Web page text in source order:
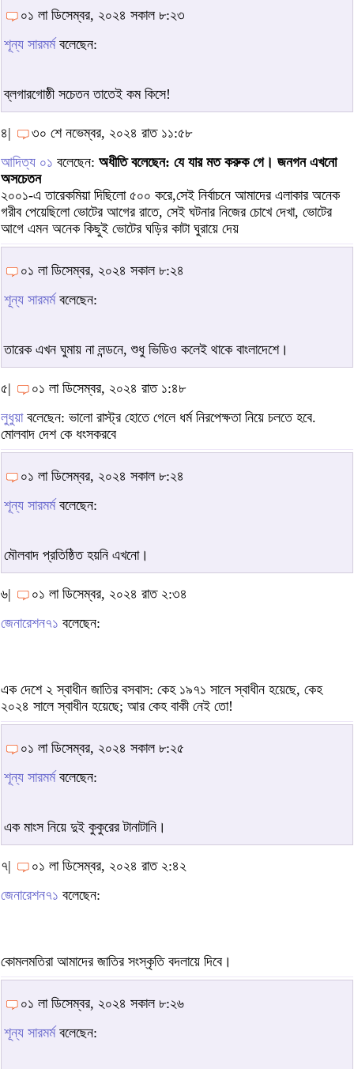
০১ লা ডিসেম্বর, ২০২৪ সকাল ৮:২৩
শূন্য সারমর্মবলেছেন:
ব্লগারগোষ্ঠী সচেতন তাতেই কম কিসে!
৪|
৩০ শে নভেম্বর, ২০২৪ রাত ১১:৫৮
আদিত্য ০১ বলেছেন: অধীতি বলেছেন: যে যার মত করুক গে। জনগন এখনো
অসচেতন
২০০১-এ তারেকমিয়া দিছিলো ৫০০ করে,সেই নির্বাচনে আমাদের এলাকার অনেক
গরীব পেয়েছিলো ভোটের আগের রাতে, সেই ঘটনার নিজের চোখে দেখা, ভোটের
আগে এমন অনেক কিছুই ভোটের ঘড়ির কাটা ঘুরায়ে দেয়
০১ লা ডিসেম্বর, ২০২৪ সকাল ৮:২৪
শূন্য সারমর্মবলেছেন:
তারেক এখন ঘুমায় না লন্ডনে, শুধু ভিডিও কলেই থাকে বাংলাদেশে।
৫|
০১ লা ডিসেম্বর, ২০২৪ রাত ১:৪৮
লুধুয়াবলেছেন: ভালো রাস্ট্র হোতে গেলে ধর্ম নিরপেক্ষতা নিয়ে চলতে হবে.
মোলবাদ দেশ কে ধংসকরবে
০১ লা ডিসেম্বর, ২০২৪ সকাল ৮:২৪
শূন্য সারমর্মবলেছেন:
মৌলবাদ প্রতিষ্ঠিত হয়নি এখনো।
৬|
০১ লা ডিসেম্বর, ২০২৪ রাত ২:৩৪
জেনারেশন৭১ বলেছেন:
এক দেশে ২ স্বাধীন জাতির বসবাস: কেহ ১৯৭১ সালে স্বাধীন হয়েছে, কেহ
২০২৪ সালে স্বাধীন হয়েছে; আর কেহ বাকী নেই তো!
০১ লা ডিসেম্বর, ২০২৪ সকাল ৮:২৫
শূন্য সারমর্মবলেছেন:
এক মাংস নিয়ে দুই কুকুরের টানাটানি।
৭|
০১ লা ডিসেম্বর, ২০২৪ রাত ২:৪২
জেনারেশন৭১ বলেছেন:
কোমলমতিরা আমাদের জাতির সংস্কৃতি বদলায়ে দিবে।
০১ লা ডিসেম্বর, ২০২৪ সকাল ৮:২৬
শূন্য সারমর্মবলেছেন: